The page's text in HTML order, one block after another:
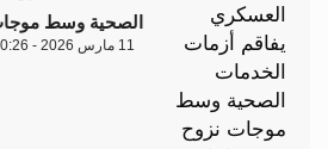
الصحية وسط
11 مارس 2026 - 10:26